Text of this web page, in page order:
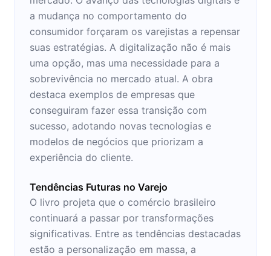
a mudança no comportamento do
consumidor forçaram os varejistas a repensar
suas estratégias. A digitalização não é mais
uma opção, mas uma necessidade para a
sobrevivência no mercado atual. A obra
destaca exemplos de empresas que
conseguiram fazer essa transição com
sucesso, adotando novas tecnologias e
modelos de negócios que priorizam a
experiência do cliente.
Tendências Futuras no Varejo
O livro projeta que o comércio brasileiro
continuará a passar por transformações
significativas. Entre as tendências destacadas
estão a personalização em massa, a